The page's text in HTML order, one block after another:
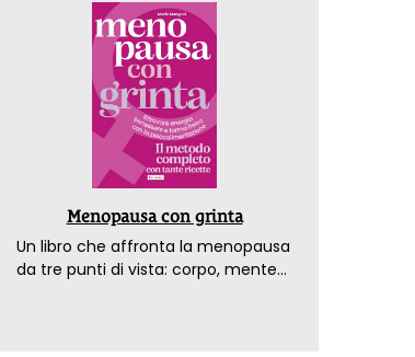
Menopausa con grinta
Un libro che affronta la menopausa
da tre punti di vista: corpo, mente